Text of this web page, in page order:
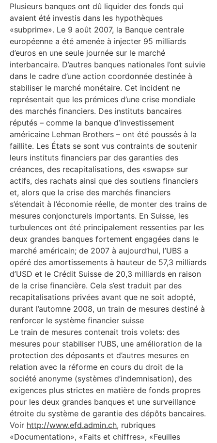
Plusieurs banques ont dû liquider des fonds qui
avaient été investis dans les hypothèques
«subprime». Le 9 août 2007, la Banque centrale
européenne a été amenée à injecter 95 milliards
d’euros en une seule journée sur le marché
interbancaire. D’autres banques nationales l’ont suivie
dans le cadre d’une action coordonnée destinée à
stabiliser le marché monétaire. Cet incident ne
représentait que les prémices d’une crise mondiale
des marchés financiers. Des instituts bancaires
réputés – comme la banque d’investissement
américaine Lehman Brothers – ont été poussés à la
faillite. Les États se sont vus contraints de soutenir
leurs instituts financiers par des garanties des
créances, des recapitalisations, des «swaps» sur
actifs, des rachats ainsi que des soutiens financiers
et, alors que la crise des marchés financiers
s’étendait à l’économie réelle, de monter des trains de
mesures conjoncturels importants. En Suisse, les
turbulences ont été principalement ressenties par les
deux grandes banques fortement engagées dans le
marché américain; de 2007 à aujourd’hui, l’UBS a
opéré des amortissements à hauteur de 57,3 milliards
d’USD et le Crédit Suisse de 20,3 milliards en raison
de la crise financière. Cela s’est traduit par des
recapitalisations privées avant que ne soit adopté,
durant l’automne 2008, un train de mesures destiné à
renforcer le système financier suisse
Le train de mesures contenait trois volets: des
mesures pour stabiliser l’UBS, une amélioration de la
protection des déposants et d’autres mesures en
relation avec la réforme en cours du droit de la
société anonyme (systèmes d’indemnisation), des
exigences plus strictes en matière de fonds propres
pour les deux grandes banques et une surveillance
étroite du système de garantie des dépôts bancaires.
Voir http://www.efd.admin.ch, rubriques
«Documentation», «Faits et chiffres», «Feuilles